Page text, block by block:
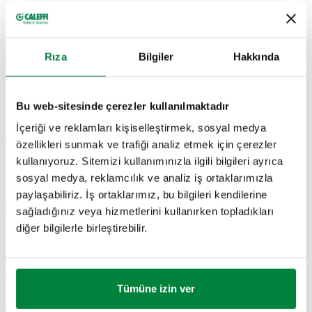
Rıza Bilgiler Hakkında
Bu web-sitesinde çerezler kullanılmaktadır
İçeriği ve reklamları kişiselleştirmek, sosyal medya
özellikleri sunmak ve trafiği analiz etmek için çerezler
kullanıyoruz. Sitemizi kullanımınızla ilgili bilgileri ayrıca
sosyal medya, reklamcılık ve analiz iş ortaklarımızla
paylaşabiliriz. İş ortaklarımız, bu bilgileri kendilerine
sağladığınız veya hizmetlerini kullanırken topladıkları
diğer bilgilerle birleştirebilir.
Tümüne izin ver
Parça
numarası
Bağlantılar
Elektrik
Kaynağı
düz kv
645342
G 1/2" A (ISO 228-
1) E
230 V AC
14,10
m³/h
by-pass kv